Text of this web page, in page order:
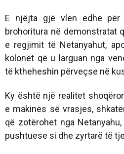
E njëjta gjë vlen edhe
brohoritura në demonstratat
e regjimit të Netanyahut,
kolonët që u larguan nga
të ktheheshin përveçse në
Ky është një realitet
e makinës së vrasjes,
që zotërohet nga
pushtuese si dhe zyrtarë të